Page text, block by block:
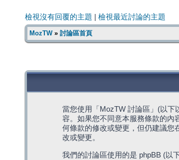
檢視沒有回覆的主題 檢視最近討論的主題
MozTW» 討論區首頁
當您使用「MozTW 討論區」(以下
容。如果您不同意本服務條款的內
何條款的修改或變更，但仍建議您
改或變更。
我們的討論區使用的是 phpBB (以